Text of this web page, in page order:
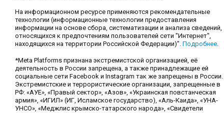
На информационном ресурсе применяются рекомендательные
технологии (информационные технологии предоставления
информации на основе сбора, систематизации и анализа сведений,
относящихся к предпочтениям пользователей сети "Интернет",
находящихся на территории Российской Федерации)". Подробнее.
*Meta Platforms признана экстремистской организацией, её
деятельность в России запрещена, а также принадлежащие ей
социальные сети Facebook и Instagram так же запрещены в России.
Экстремистские и террористические организации, запрещенные в
РФ: «АУЕ», «Правый сектор», «Азов», «Украинская повстанческая
армия», «ИГИЛ» (ИГ, Исламское государство), «Аль-Каида», «УНА-
УНСО», «Меджлис крымско-татарского народа», «Свидетели